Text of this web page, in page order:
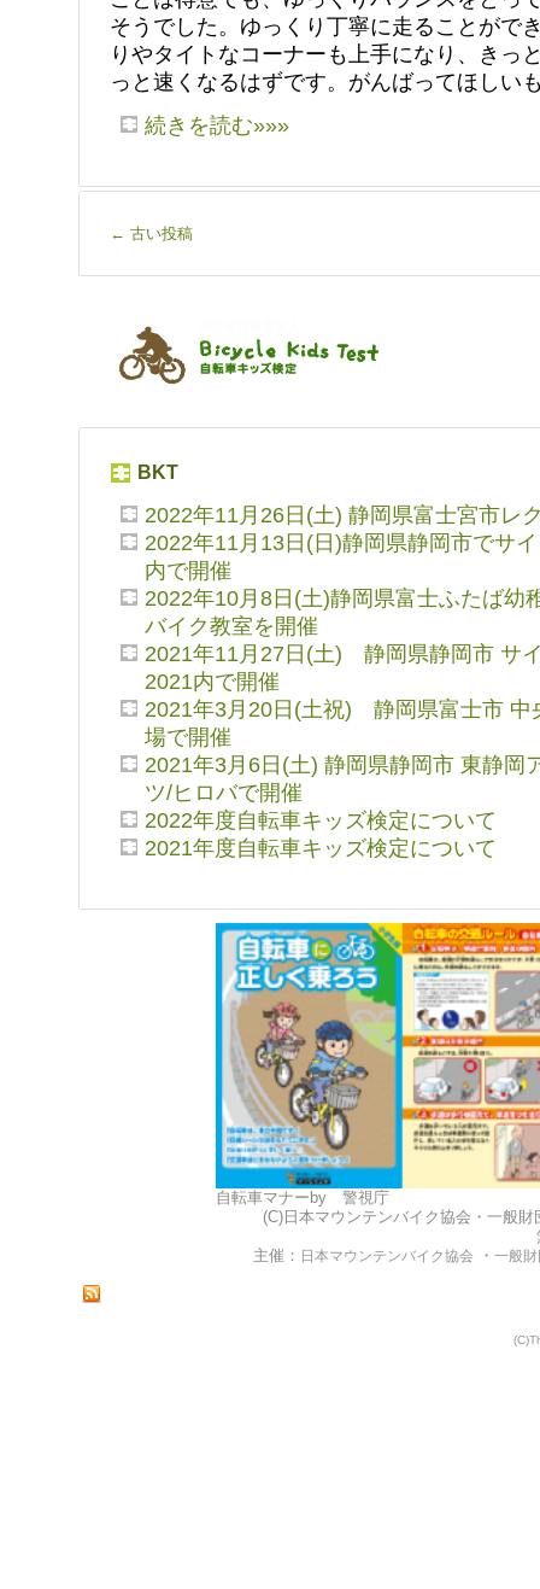
そうでした。ゆっくり丁寧に走ることがで
りやタイトなコーナーも上手になり、きっ
っと速くなるはずです。がんばってほしい
続きを読む»»»
← 古い投稿
BKT
2022年11月26日(土) 静岡県富士宮市レ
2022年11月13日(日)静岡県静岡市でサ
内で開催
2022年10月8日(土)静岡県富士ふたば幼
バイク教室を開催
2021年11月27日(土) 静岡県静岡市 サ
2021内で開催
2021年3月20日(土祝) 静岡県富士市 中
場で開催
2021年3月6日(土) 静岡県静岡市 東静岡
ツ/ヒロバで開催
2022年度自転車キッズ検定について
2021年度自転車キッズ検定について
自転車マナーby 警視庁
(C)日本マウンテンバイク協会・一般
主催： 日本マウンテンバイク協会 ・ 一般